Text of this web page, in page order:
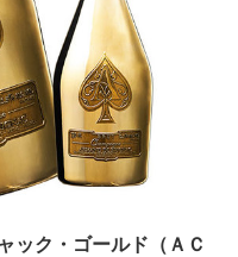
ック・ゴールド（ＡＣ